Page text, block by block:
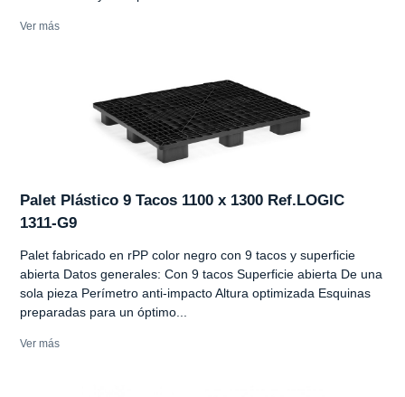
Ver más
Palet Plástico 9 Tacos 1100 x 1300 Ref.LOGIC
1311-G9
Palet fabricado en rPP color negro con 9 tacos y superficie
abierta Datos generales: Con 9 tacos Superficie abierta De una
sola pieza Perímetro anti-impacto Altura optimizada Esquinas
preparadas para un óptimo...
Ver más